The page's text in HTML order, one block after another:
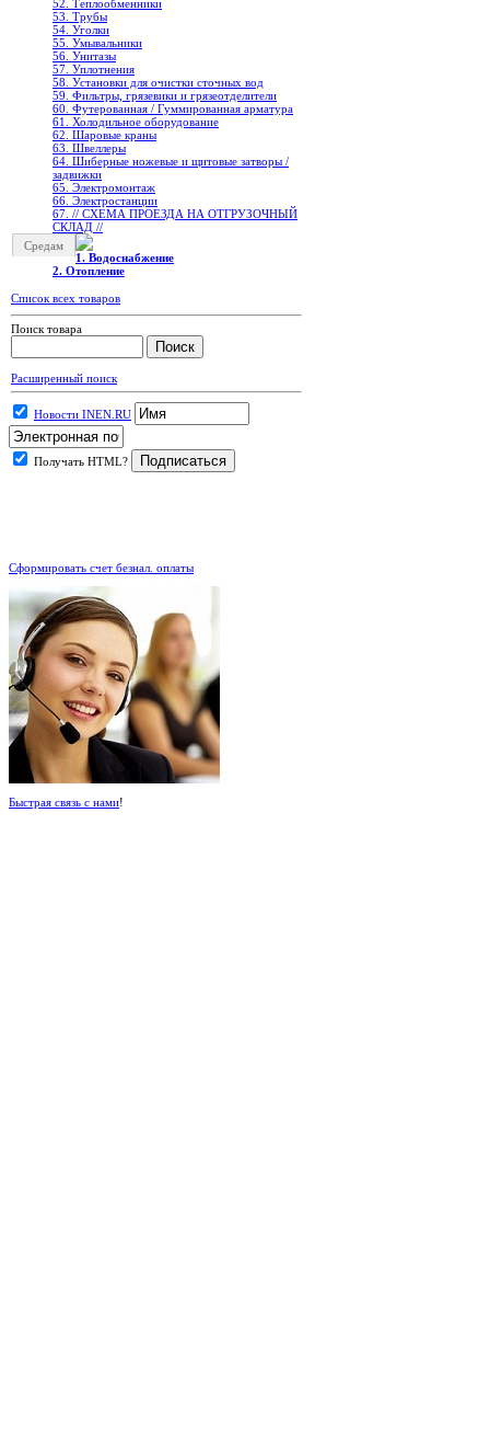
52. Теплообменники
53. Трубы
54. Уголки
55. Умывальники
56. Унитазы
57. Уплотнения
58. Установки для очистки сточных вод
59. Фильтры, грязевики и грязеотделители
60. Футерованная / Гуммированная арматура
61. Холодильное oборудование
62. Шаровые краны
63. Швеллеры
64. Шиберные ножевые и щитовые затворы /
задвижки
65. Электромонтаж
66. Электростанции
67. // СХЕМА ПРОЕЗДА НА ОТГРУЗОЧНЫЙ
СКЛАД //
Средам
1. Водоснабжение
2. Отопление
Список всех товаров
Поиск товара
Расширенный поиск
Новости INEN.RU
Получать HTML?
Сформировать счет безнал. оплаты
Быстрая связь с нами!